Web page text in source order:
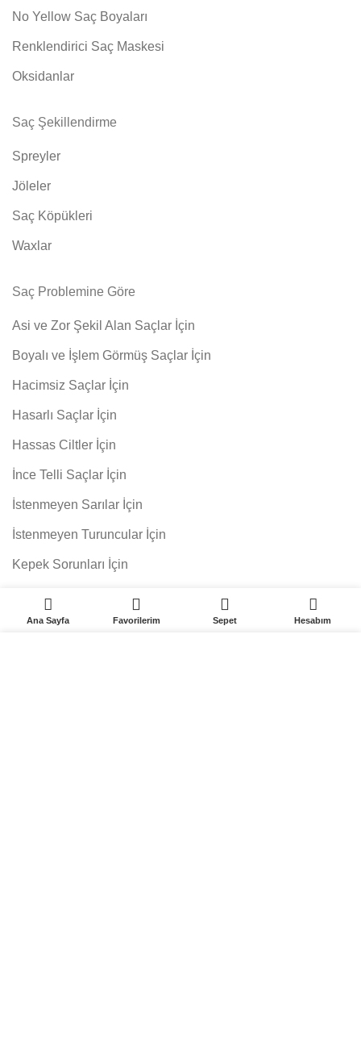
No Yellow Saç Boyaları
Renklendirici Saç Maskesi
Oksidanlar
Saç Şekillendirme
Spreyler
Jöleler
Saç Köpükleri
Waxlar
Saç Problemine Göre
Asi ve Zor Şekil Alan Saçlar İçin
Boyalı ve İşlem Görmüş Saçlar İçin
Hacimsiz Saçlar İçin
Hasarlı Saçlar İçin
Hassas Ciltler İçin
İnce Telli Saçlar İçin
İstenmeyen Sarılar İçin
İstenmeyen Turuncular İçin
Kepek Sorunları İçin
Keratinini Kaybetmiş Saçlar İçin
Ana Sayfa Favorilerim Sepet Hesabım